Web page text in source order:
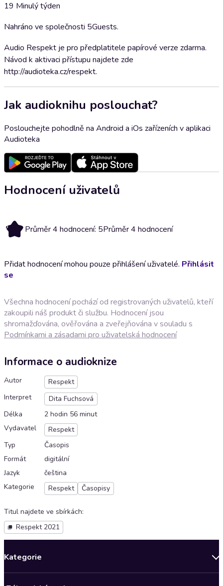
19 Minulý týden
Nahráno ve společnosti 5Guests.
Audio Respekt je pro předplatitele papírové verze zdarma.
Návod k aktivaci přístupu najdete zde
http://audioteka.cz/respekt.
Jak audioknihu poslouchat?
Poslouchejte pohodlně na Android a iOs zařízeních v aplikaci
Audioteka
Hodnocení uživatelů
5 Průměr 4 hodnocení: 5Průměr 4 hodnocení
Přidat hodnocení mohou pouze přihlášení uživatelé. Přihlásit
se
Všechna hodnocení pochází od registrovaných uživatelů, kteří
zakoupili náš produkt či službu. Hodnocení jsou
shromažďována, ověřována a zveřejňována v souladu s
Podmínkami a zásadami pro uživatelská hodnocení
Informace o audioknize
Autor
Respekt
Interpret
Dita Fuchsová
Délka
2 hodin 56 minut
Vydavatel
Respekt
Typ
Časopis
Formát
digitální
Jazyk
čeština
Kategorie
Respekt Časopisy
Titul najdete ve sbírkách:
Respekt 2021
Kategorie